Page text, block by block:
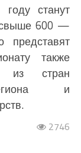
станут
свыше 600 —
представят
также
из стран
и
2746